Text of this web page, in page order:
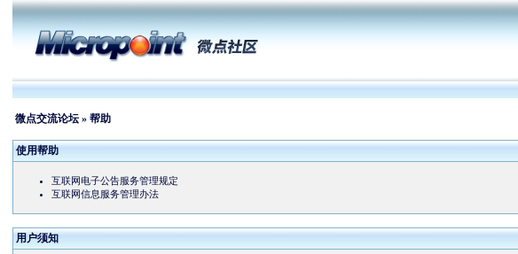
微点交流论坛» 帮助
使用帮助
互联网电子公告服务管理规定
互联网信息服务管理办法
用户须知